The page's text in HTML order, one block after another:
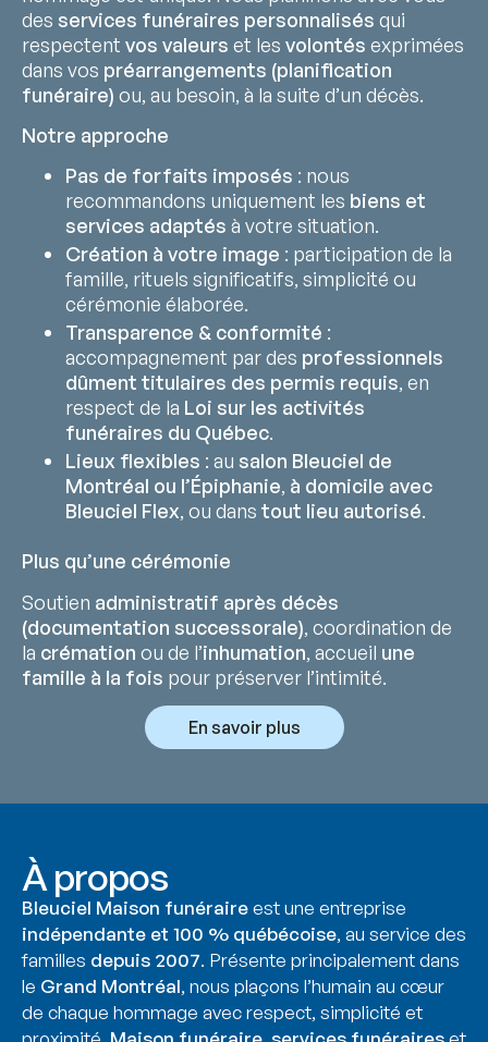
des services funéraires personnalisés qui
respectent vos valeurs et les volontés exprimées
dans vos préarrangements (planification
funéraire) ou, au besoin, à la suite d’un décès.
Notre approche
Pas de forfaits imposés : nous
recommandons uniquement les biens et
services adaptés à votre situation.
Création à votre image : participation de la
famille, rituels significatifs, simplicité ou
cérémonie élaborée.
Transparence & conformité :
accompagnement par des professionnels
dûment titulaires des permis requis, en
respect de la Loi sur les activités
funéraires du Québec.
Lieux flexibles : au salon Bleuciel de
Montréal ou l’Épiphanie, à domicile avec
Bleuciel Flex, ou dans tout lieu autorisé.
Plus qu’une cérémonie
Soutien administratif après décès
(documentation successorale), coordination de
la crémation ou de l’inhumation, accueil une
famille à la fois pour préserver l’intimité.
En savoir plus
À propos
Bleuciel Maison funéraireest une entreprise
indépendante et 100 % québécoise, au service des
familles depuis 2007. Présente principalement dans
le Grand Montréal, nous plaçons l’humain au cœur
de chaque hommage avec respect, simplicité et